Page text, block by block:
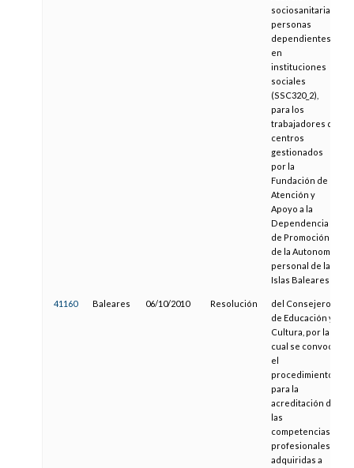
sociosanitaria a
personas
dependientes
en
instituciones
sociales
(SSC320_2),
para los
trabajadores de
centros
gestionados
por la
Fundación de
Atención y
Apoyo a la
Dependencia y
de Promoción
de la Autonomía
personal de las
Islas Baleares
41160 Baleares 06/10/2010 Resolución
del Consejero
de Educación y
Cultura, por la
cual se convoca
el
procedimiento
para la
acreditación de
las
competencias
profesionales,
adquiridas a